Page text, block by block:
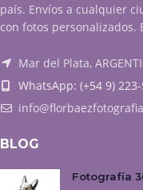
país. Envíos a cualquier
con fotos personalizados.
Mar del Plata,
WhatsApp: (+54 9)
BLOG
Fotografía